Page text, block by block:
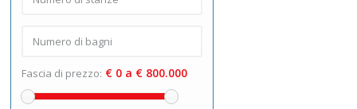
Fascia di prezzo: € 0 a € 800.000